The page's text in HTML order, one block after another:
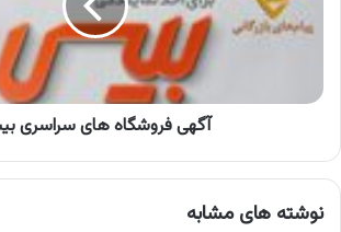
بیس
آگهی فروشگاه های سراسری
نوشته های مشابه